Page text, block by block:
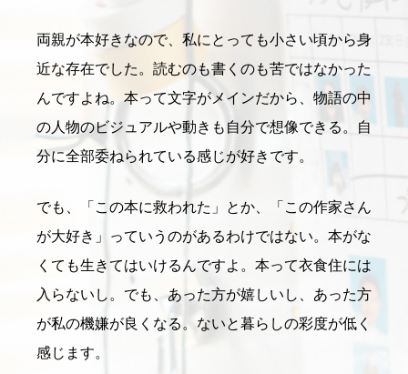
両親が本好きなので、私にとっても小さい頃から身
近な存在でした。読むのも書くのも苦ではなかった
んですよね。本って文字がメインだから、物語の中
の人物のビジュアルや動きも自分で想像できる。自
分に全部委ねられている感じが好きです。
でも、「この本に救われた」とか、「この作家さん
が大好き」っていうのがあるわけではない。本がな
くても生きてはいけるんですよ。本って衣食住には
入らないし。でも、あった方が嬉しいし、あった方
が私の機嫌が良くなる。ないと暮らしの彩度が低く
感じます。